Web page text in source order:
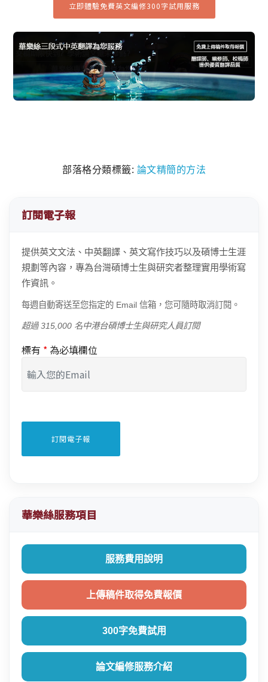
立即體驗免費英文編修300字試用服務
部落格分類標籤: 論文精簡的方法
訂閱電子報
提供英文文法、中英翻譯、英文寫作技巧以及碩博士生涯
規劃等內容，專為台灣碩博士生與研究者整理實用學術寫
作資訊。
每週自動寄送至您指定的 Email 信箱，您可隨時取消訂閱。
超過 315,000 名中港台碩博士生與研究人員訂閱
標有 * 為必填欄位
華樂絲服務項目
服務費用說明
上傳稿件取得免費報價
300字免費試用
論文編修服務介紹